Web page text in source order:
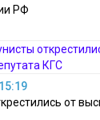
РФ
от